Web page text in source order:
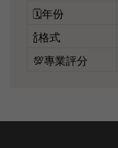
🗓️年份
🍾格式
💯專業評分